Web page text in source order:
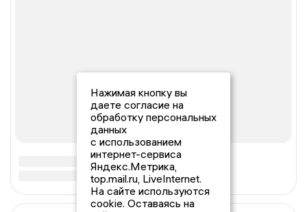
Нажимая кнопку вы
даете согласие на
обработку персональных
данных
с использованием
интернет-сервиса
Яндекс.Метрика,
top.mail.ru, LiveInternet.
На сайте используются
cookie. Оставаясь на